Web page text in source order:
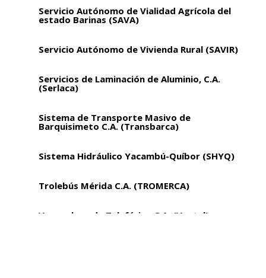
Servicio Autónomo de Vialidad Agrícola del
estado Barinas (SAVA)
Servicio Autónomo de Vivienda Rural (SAVIR)
Servicios de Laminación de Aluminio, C.A.
(Serlaca)
Sistema de Transporte Masivo de
Barquisimeto C.A. (Transbarca)
Sistema Hidráulico Yacambú-Quíbor (SHYQ)
Trolebús Mérida C.A. (TROMERCA)
Venezolana de Teleférico C.A. (Ventel)